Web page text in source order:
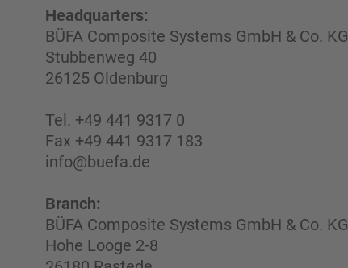
Headquarters:
BÜFA Composite Systems GmbH & Co. KG
Stubbenweg 40
26125 Oldenburg
Tel. +49 441 9317 0
Fax +49 441 9317 183
info@buefa.de
Branch:
BÜFA Composite Systems GmbH & Co. KG
Hohe Looge 2-8